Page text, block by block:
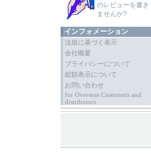
のレビューを書き
ませんか?
インフォメーション
法規に基づく表示
会社概要
プライバシーについて
総額表示について
お問い合わせ
for Overseas Customers and
distributors